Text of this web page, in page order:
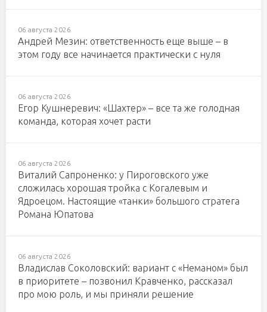
06 августа 2026
Андрей Мезин: ответственность еще выше – в
этом году все начинается практически с нуля
06 августа 2026
Егор Кушнеревич: «Шахтер» – все та же голодная
команда, которая хочет расти
06 августа 2026
Виталий Сапроненко: у Пироговского уже
сложилась хорошая тройка с Когалевым и
Ядроецом. Настоящие «танки» большого стратега
Романа Юпатова
06 августа 2026
Владислав Соколовский: вариант с «Неманом» был
в приоритете – позвонил Кравченко, рассказал
про мою роль, и мы приняли решение